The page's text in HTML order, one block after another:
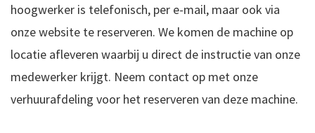
hoogwerker is telefonisch, per e-mail, maar ook via
onze website te reserveren. We komen de machine op
locatie afleveren waarbij u direct de instructie van onze
medewerker krijgt. Neem contact op met onze
verhuurafdeling voor het reserveren van deze machine.